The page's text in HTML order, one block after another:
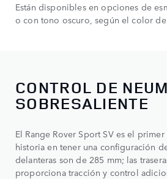
Están disponibles en opciones de
o con tono oscuro, según el color
CONTROL DE
SOBRESALIENTE
El Range Rover Sport SV es el
historia en tener una configuración
delanteras son de 285 mm; las
proporciona tracción y control